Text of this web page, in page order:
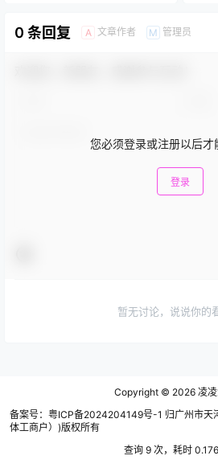
0 条回复 A 文章作者 M 管理员
您必须登录或注册以后才
登录
暂无讨论，说说你的
Copyright © 2026 凌
备案号：粤ICP备2024204149号-1 归广州市天
体工商户）)版权所有
查询 9 次，耗时